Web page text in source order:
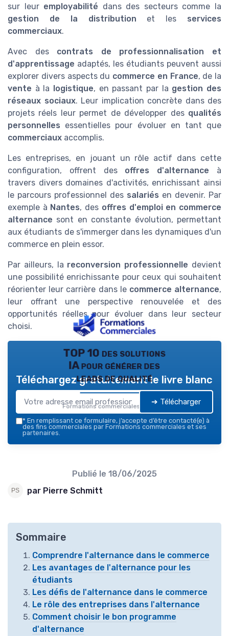
sur leur employabilité dans des secteurs comme la
gestion de la distribution et les services
commerciaux.
Avec des contrats de professionnalisation et
d'apprentissage adaptés, les étudiants peuvent aussi
explorer divers aspects du commerce en France, de la
vente à la logistique, en passant par la gestion des
réseaux sociaux. Leur implication concrète dans des
projets réels leur permet de développer des qualités
personnelles essentielles pour évoluer en tant que
commerciaux accomplis.
Les entreprises, en jouant un rôle actif dans cette
configuration, offrent des offres d'alternance à
travers divers domaines d'activités, enrichissant ainsi
le parcours professionnel des salariés en devenir. Par
exemple à Nantes, des offres d'emploi en commerce
alternance sont en constante évolution, permettant
aux étudiants de s'immerger dans les dynamiques d'un
commerce en plein essor.
Par ailleurs, la reconversion professionnelle devient
une possibilité enrichissante pour ceux qui souhaitent
réorienter leur carrière dans le commerce alternance,
leur offrant une perspective renouvelée et des
opportunités réelles pour évoluer dans leur secteur
choisi.
TOP 10 des solutions
IA pour générer des
leads de qualité
Formations commerciales — 2026
Téléchargez gratuitement le livre blanc
➔ Télécharger
* En remplissant ce formulaire, j’accepte d’être contacté(e) à
des fins commerciales par Formations commerciales et ses
partenaires.
Publié le 18/06/2025
par Pierre Schmitt
Sommaire
Comprendre l'alternance dans le commerce
Les avantages de l'alternance pour les
étudiants
Les défis de l'alternance dans le commerce
Le rôle des entreprises dans l'alternance
Comment choisir le bon programme
d'alternance